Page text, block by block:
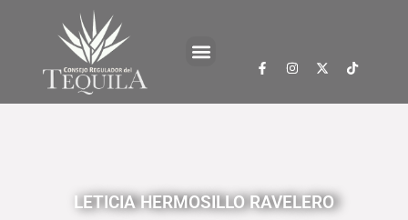
LETICIA HERMOSILLO RAVELERO